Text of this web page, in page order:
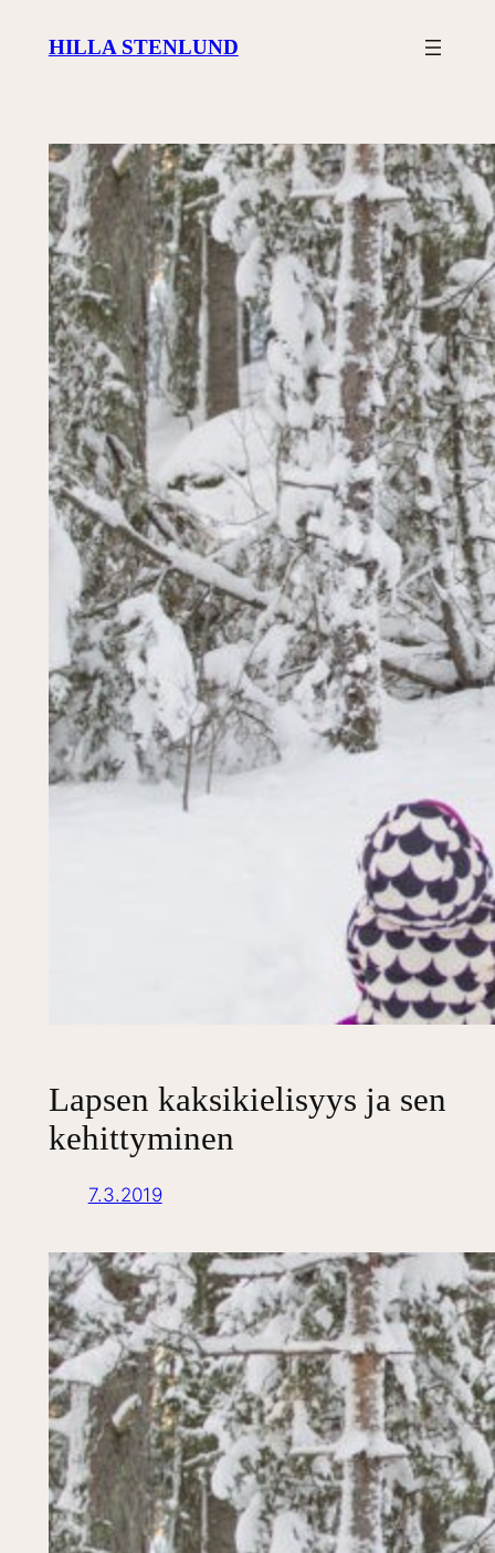
sisältöön
HILLA STENLUND
Lapsen kaksikielisyys ja sen
kehittyminen
7.3.2019